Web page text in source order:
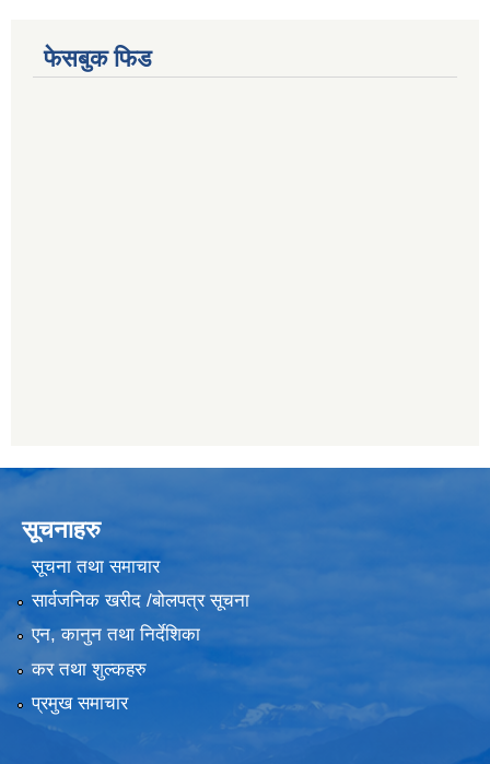
फेसबुक फिड
सूचनाहरु
सूचना तथा समाचार
सार्वजनिक खरीद /बोलपत्र सूचना
एन, कानुन तथा निर्देशिका
कर तथा शुल्कहरु
प्रमुख समाचार